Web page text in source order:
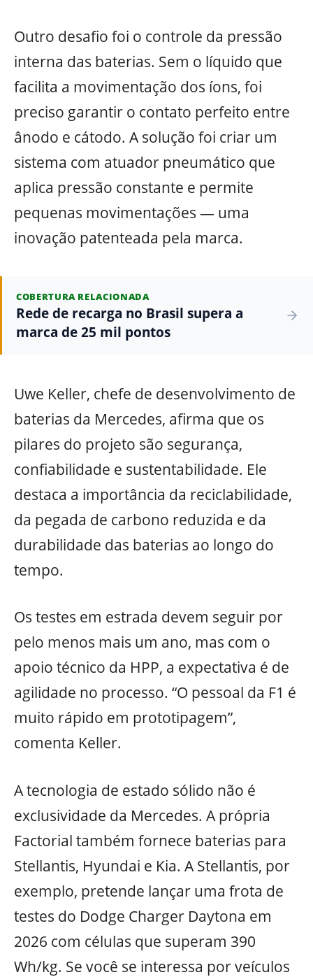
Outro desafio foi o controle da pressão
interna das baterias. Sem o líquido que
facilita a movimentação dos íons, foi
preciso garantir o contato perfeito entre
ânodo e cátodo. A solução foi criar um
sistema com atuador pneumático que
aplica pressão constante e permite
pequenas movimentações — uma
inovação patenteada pela marca.
COBERTURA RELACIONADA
Rede de recarga no Brasil supera a
marca de 25 mil pontos
Uwe Keller, chefe de desenvolvimento de
baterias da Mercedes, afirma que os
pilares do projeto são segurança,
confiabilidade e sustentabilidade. Ele
destaca a importância da reciclabilidade,
da pegada de carbono reduzida e da
durabilidade das baterias ao longo do
tempo.
Os testes em estrada devem seguir por
pelo menos mais um ano, mas com o
apoio técnico da HPP, a expectativa é de
agilidade no processo. “O pessoal da F1 é
muito rápido em prototipagem”,
comenta Keller.
A tecnologia de estado sólido não é
exclusividade da Mercedes. A própria
Factorial também fornece baterias para
Stellantis, Hyundai e Kia. A Stellantis, por
exemplo, pretende lançar uma frota de
testes do Dodge Charger Daytona em
2026 com células que superam 390
Wh/kg. Se você se interessa por veículos